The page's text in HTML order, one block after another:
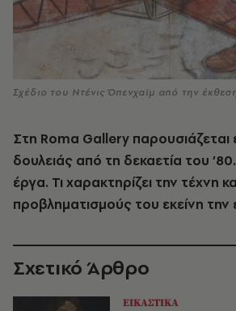
Σχέδιο του Ντένις Όπενχαϊμ από την
Στη Roma Gallery
δουλειάς από τη δεκαετία του
έργα. Τι χαρακτηρίζει την τέχνη
προβληματισμούς του εκείνη την
Σχετικό Άρθρο
ΕΙΚΑΣΤΙΚΑ